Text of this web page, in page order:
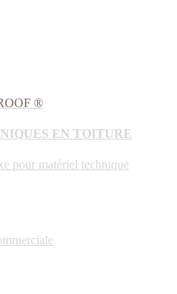
®
EN TOITURE
pour matériel technique